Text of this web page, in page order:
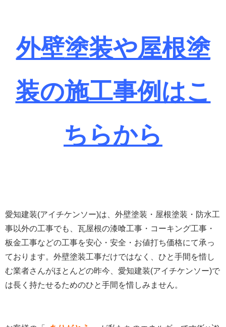
外壁塗装や屋根塗
装の施工事例はこ
ちらから
愛知建装(アイチケンソー)は、外壁塗装・屋根塗装・防水工
事以外の工事でも、瓦屋根の漆喰工事・コーキング工事・
板金工事などの工事を安心・安全・お値打ち価格にて承っ
ております。 外壁塗装工事だけではなく、ひと手間を惜し
む業者さんがほとんどの昨今、愛知建装(アイチケンソー)で
は長く持たせるためのひと手間を惜しみません。